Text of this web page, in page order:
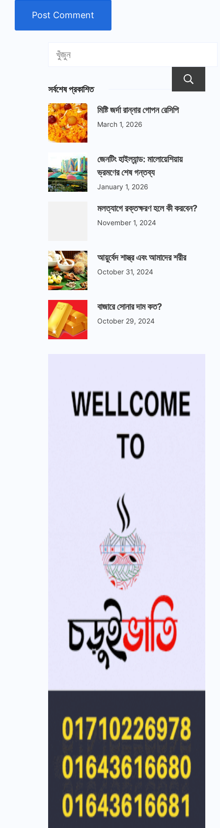
সর্বশেষ প্রকাশিত
মিষ্টি জর্দা রান্নার গোপন রেসিপি
March 1, 2026
জেনটিং হাইল্যান্ড: মালোয়েশিয়ায়
ভ্রমণের শেষ গন্তব্য
January 1, 2026
মলত্যাগে রক্তক্ষরণ হলে কী করবেন?
November 1, 2024
আয়ুর্বেদ শাস্ত্র এবং আমাদের শরীর
October 31, 2024
বাজারে সোনার দাম কত?
October 29, 2024